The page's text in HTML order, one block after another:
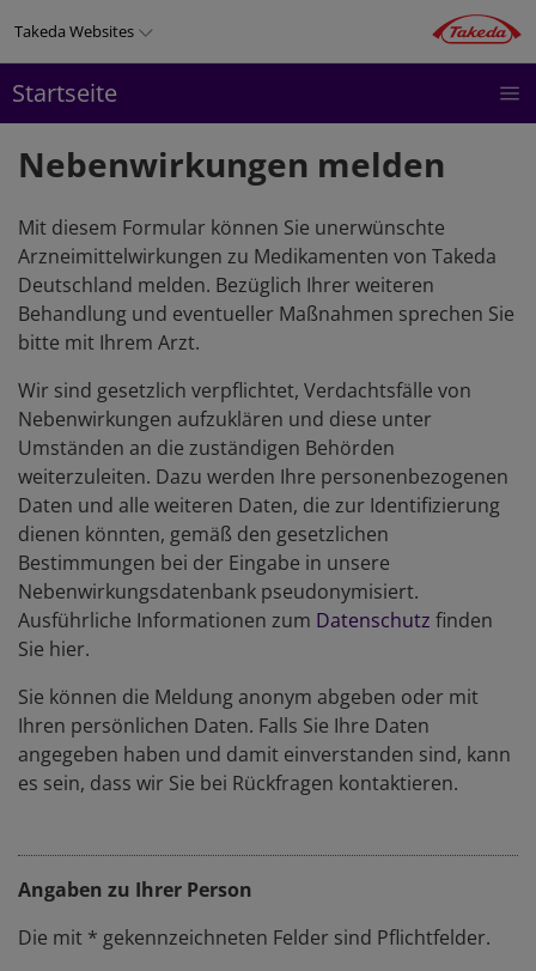
zum
Inhalt
Takeda Websites
Top
menu
CMV
TRANSPLANT
Startseite
Nebenwirkungen melden
Mit diesem Formular können Sie unerwünschte
Arzneimittelwirkungen zu Medikamenten von Takeda
Deutschland melden. Bezüglich Ihrer weiteren
Behandlung und eventueller Maßnahmen sprechen Sie
bitte mit Ihrem Arzt.
Wir sind gesetzlich verpflichtet, Verdachtsfälle von
Nebenwirkungen aufzuklären und diese unter
Umständen an die zuständigen Behörden
weiterzuleiten. Dazu werden Ihre personenbezogenen
Daten und alle weiteren Daten, die zur Identifizierung
dienen könnten, gemäß den gesetzlichen
Bestimmungen bei der Eingabe in unsere
Nebenwirkungsdatenbank pseudonymisiert.
Ausführliche Informationen zum Datenschutz finden
Sie hier.
Sie können die Meldung anonym abgeben oder mit
Ihren persönlichen Daten. Falls Sie Ihre Daten
angegeben haben und damit einverstanden sind, kann
es sein, dass wir Sie bei Rückfragen kontaktieren.
Angaben zu Ihrer Person
Die mit * gekennzeichneten Felder sind Pflichtfelder.